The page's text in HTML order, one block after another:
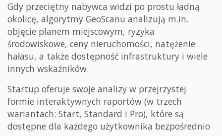
Gdy przeciętny nabywca widzi po prostu ładną
okolicę, algorytmy GeoScanu analizują m.in.
objęcie planem miejscowym, ryzyka
środowiskowe, ceny nieruchomości, natężenie
hałasu, a także dostępność infrastruktury i wiele
innych wskaźników.
Startup oferuje swoje analizy w przejrzystej
formie interaktywnych raportów (w trzech
wariantach: Start, Standard i Pro), które są
dostępne dla każdego użytkownika bezpośrednio